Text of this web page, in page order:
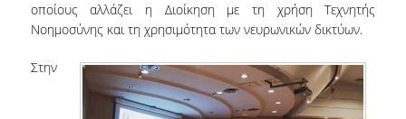
ΜΕΤΑΔΙΔΑΚΤΟΡΙΚΟΙ ΕΡΕΥΝΗΤΕΣ
ΜΗΤΡΩΟ ΜΕΛΩΝ ΤΜΗΜΑΤΟΣ
ΠΡΟΠΤΥΧΙΑΚΕΣ ΣΠΟΥΔΕΣ
οποίους αλλάζει η Διοίκηση με τη χρήση Τεχνητής
Νοημοσύνης και τη χρησιμότητα των νευρωνικών δικτύων.
Στην